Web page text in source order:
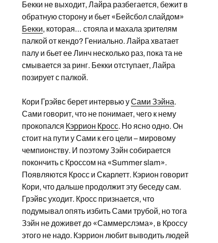
Бекки не выходит, Лайра разбегается, бежит в
обратную сторону и бьет «Бейсбол слайдом»
Бекки, которая… стояла и махала зрителям
палкой от кендо? Гениально. Лайра хватает
палу и бьет ее Линч несколько раз, пока та не
смывается за ринг. Бекки отступает, Лайра
позирует с палкой.
Кори Грэйвс берет интервью уСами Зэйна.
Сами говорит, что не понимает, чего к нему
прокопался Кэррион Кросс. Но ясно одно. Он
стоит на пути у Сами к его цели – мировому
чемпионству. И поэтому Зэйн собирается
покончить с Кроссом на «Summer slam».
Появляются Кросс и Скарлетт. Кэрион говорит
Кори, что дальше продолжит эту беседу сам.
Грэйвс уходит. Кросс признается, что
подумывал опять избить Сами трубой, но тога
Зэйн не доживет до «Саммерслэма», в Кроссу
этого не надо. Кэррион любит выводить людей